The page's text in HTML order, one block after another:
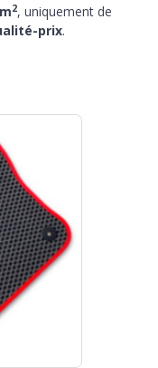
2, uniquement de
prix.